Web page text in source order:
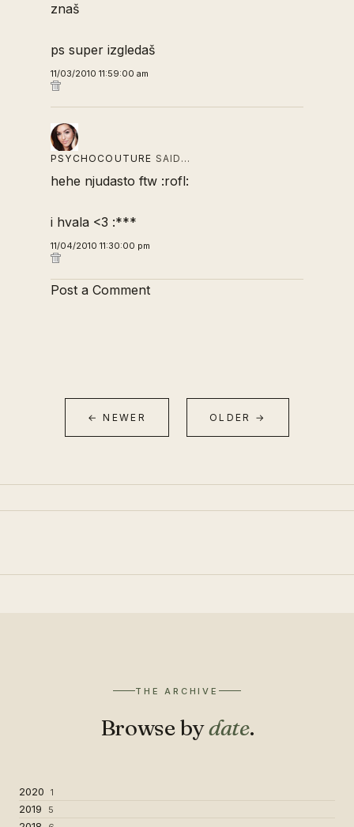
znaš
ps super izgledaš
11/03/2010 11:59:00 am
PSYCHOCOUTURE SAID…
hehe njudasto ftw :rofl:
i hvala <3 :***
11/04/2010 11:30:00 pm
Post a Comment
← NEWER OLDER →
THE ARCHIVE
Browse bydate.
2020 1
2019 5